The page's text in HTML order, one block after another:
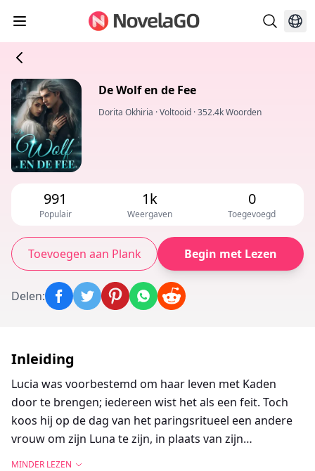
De Wolf en de Fee
Dorita Okhiria ·Voltooid ·352.4k Woorden
991
Populair
1k
Weergaven
0
Toegevoegd
Toevoegen aan Plank Begin met Lezen
Delen:
Inleiding
Lucia was voorbestemd om haar leven met Kaden
door te brengen; iedereen wist het als een feit. Toch
koos hij op de dag van het paringsritueel een andere
vrouw om zijn Luna te zijn, in plaats van zijn
MINDER LEZEN